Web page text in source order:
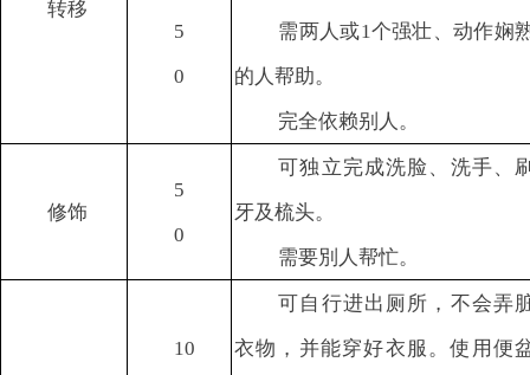
转移
5
0
需两人或1个强壮、动作娴
的人帮助。
完全依赖别人。
修饰
5
0
可独立完成洗脸、洗手、
牙及梳头。
需要別人帮忙。
10
可自行进出厕所，不会弄
衣物，并能穿好衣服。使用便